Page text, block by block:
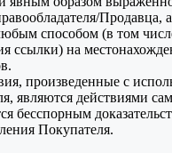
Продавца,
способом (в том
ссылки) на
произведенные с
являются действиями
бесспорным
Покупателя.